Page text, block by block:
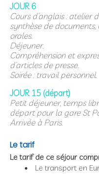
JOUR 6
Cours d’anglais: atelier
synthèse de documents,
orales.
Déjeuner.
Compréhension et
d’articles de presse.
Soirée : travail personnel.
JOUR 15 (départ)
Petit déjeuner, temps
départ pour la gare St
Arrivée à Paris.
Le tarif
Le tarif de ce séjour
Le transport en